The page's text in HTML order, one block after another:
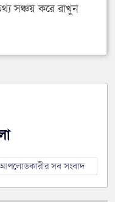
সঞ্চয় করে রাখুন
সব সংবাদ